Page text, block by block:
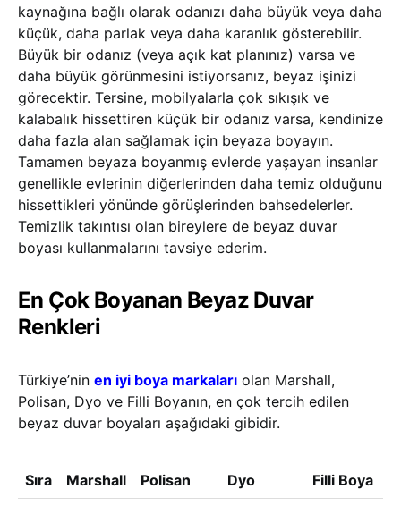
kaynağına bağlı olarak odanızı daha büyük veya daha
küçük, daha parlak veya daha karanlık gösterebilir.
Büyük bir odanız (veya açık kat planınız) varsa ve
daha büyük görünmesini istiyorsanız, beyaz işinizi
görecektir. Tersine, mobilyalarla çok sıkışık ve
kalabalık hissettiren küçük bir odanız varsa, kendinize
daha fazla alan sağlamak için beyaza boyayın.
Tamamen beyaza boyanmış evlerde yaşayan insanlar
genellikle evlerinin diğerlerinden daha temiz olduğunu
hissettikleri yönünde görüşlerinden bahsedelerler.
Temizlik takıntısı olan bireylere de beyaz duvar
boyası kullanmalarını tavsiye ederim.
En Çok Boyanan Beyaz Duvar
Renkleri
Türkiye’nin en iyi boya markaları olan Marshall,
Polisan, Dyo ve Filli Boyanın, en çok tercih edilen
beyaz duvar boyaları aşağıdaki gibidir.
Sıra Marshall Polisan Dyo Filli Boya